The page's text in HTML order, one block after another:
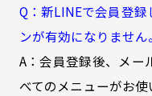
Q：新LINEで会員登
ンが有効になりません。
A：会員登録後、メー
べてのメニューがお